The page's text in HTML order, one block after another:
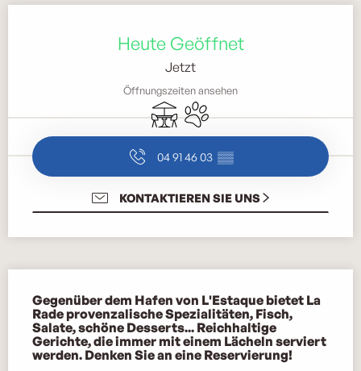
Heute Geöffnet
Jetzt
Öffnungszeiten ansehen
TerrasseTiere erlaubt
04 91 46 03 ▒▒
KONTAKTIEREN SIE UNS
Gegenüber dem Hafen von L'Estaque bietet La
Rade provenzalische Spezialitäten, Fisch,
Salate, schöne Desserts... Reichhaltige
Gerichte, die immer mit einem Lächeln serviert
werden. Denken Sie an eine Reservierung!